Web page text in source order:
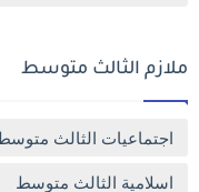
ملازم الثالث متوسط
اجتماعيات الثالث
اسلامية الثالث متوسط